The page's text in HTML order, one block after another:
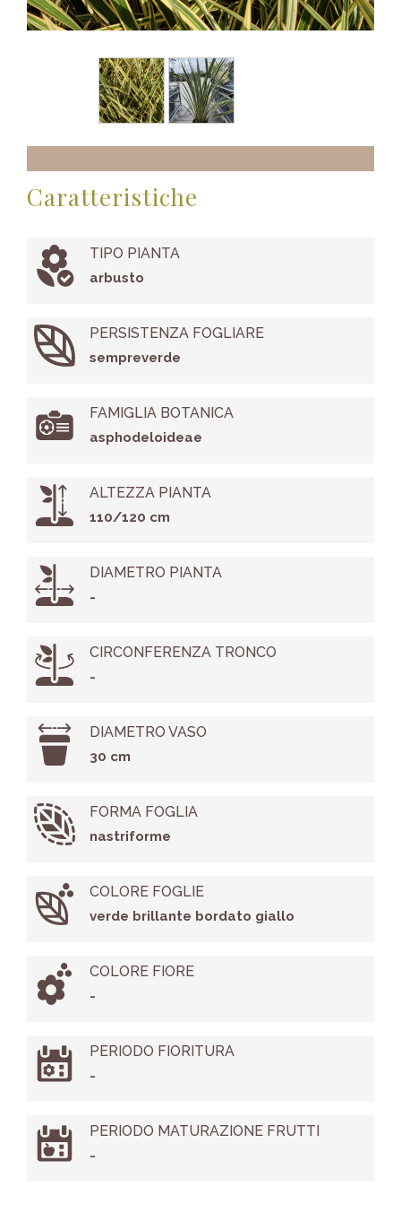
Caratteristiche
TIPO PIANTA
arbusto
PERSISTENZA FOGLIARE
sempreverde
FAMIGLIA BOTANICA
asphodeloideae
ALTEZZA PIANTA
110/120 cm
DIAMETRO PIANTA
-
CIRCONFERENZA TRONCO
-
DIAMETRO VASO
30 cm
FORMA FOGLIA
nastriforme
COLORE FOGLIE
verde brillante bordato giallo
COLORE FIORE
-
PERIODO FIORITURA
-
PERIODO MATURAZIONE FRUTTI
-